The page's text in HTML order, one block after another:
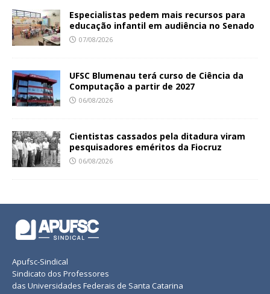
Especialistas pedem mais recursos para
educação infantil em audiência no Senado
07/08/2026
UFSC Blumenau terá curso de Ciência da
Computação a partir de 2027
06/08/2026
Cientistas cassados pela ditadura viram
pesquisadores eméritos da Fiocruz
06/08/2026
Apufsc-Sindical
Sindicato dos Professores
das Universidades Federais de Santa Catarina